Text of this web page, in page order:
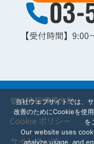
個人情報保護方針
Cookie ポリシー
サイトマップ
当社ウェブサイトでは、
改善のためにCookieを使
を
Our website uses
analyze usage, and